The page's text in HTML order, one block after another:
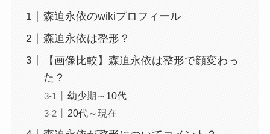
森迫永依のwikiプロフィール
森迫永依は整形？
【画像比較】森迫永依は整形で顔変わっ
た？
幼少期～10代
20代～現在